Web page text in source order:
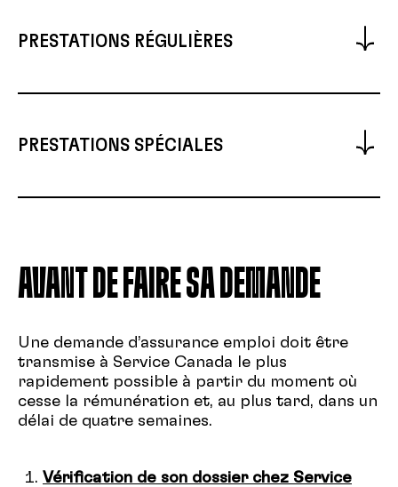
le plus court des deux. Il est possible de la
prolonger pour des motifs exceptionnels.
PRESTATIONS RÉGULIÈRES
de chômage. Ce sont les types de prestations
applicables entre les contrats;
PRESTATIONS SPÉCIALES
AVANT DE FAIRE SA DEMANDE
Une demande d’assurance emploi doit être
transmise à Service Canada le plus
rapidement possible à partir du moment où
cesse la rémunération et, au plus tard, dans un
délai de quatre semaines.
Vérification de son dossier chez Service